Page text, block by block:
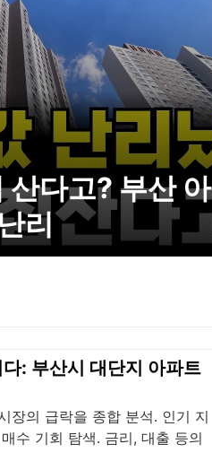
산다고? 부산 아
리
: 부산시 대단지 아파트
장의 급락을 종합 분석. 인기 지
수 기회 탐색. 금리, 대출 등의